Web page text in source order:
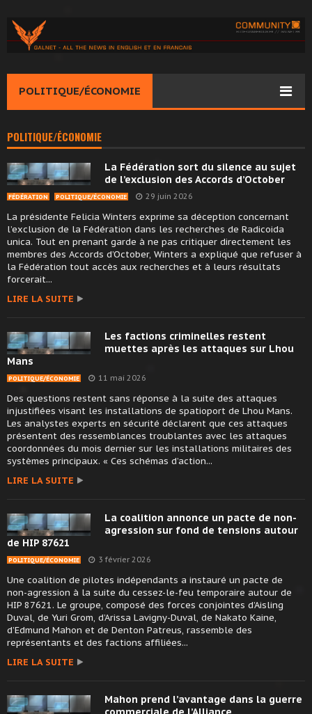
POLITIQUE/ÉCONOMIE
POLITIQUE/ÉCONOMIE
La Fédération sort du silence au sujet
de l’exclusion des Accords d’October
FÉDÉRATION POLITIQUE/ÉCONOMIE 29 juin 2026
La présidente Felicia Winters exprime sa déception concernant
l’exclusion de la Fédération dans les recherches de Radicoida
unica. Tout en prenant garde à ne pas critiquer directement les
membres des Accords d’October, Winters a expliqué que refuser à
la Fédération tout accès aux recherches et à leurs résultats
forcerait...
LIRE LA SUITE
Les factions criminelles restent
muettes après les attaques sur Lhou
Mans
POLITIQUE/ÉCONOMIE 11 mai 2026
Des questions restent sans réponse à la suite des attaques
injustifiées visant les installations de spatioport de Lhou Mans.
Les analystes experts en sécurité déclarent que ces attaques
présentent des ressemblances troublantes avec les attaques
coordonnées du mois dernier sur les installations militaires des
systèmes principaux. « Ces schémas d’action...
LIRE LA SUITE
La coalition annonce un pacte de non-
agression sur fond de tensions autour
de HIP 87621
POLITIQUE/ÉCONOMIE 3 février 2026
Une coalition de pilotes indépendants a instauré un pacte de
non-agression à la suite du cessez-le-feu temporaire autour de
HIP 87621. Le groupe, composé des forces conjointes d’Aisling
Duval, de Yuri Grom, d’Arissa Lavigny-Duval, de Nakato Kaine,
d’Edmund Mahon et de Denton Patreus, rassemble des
représentants et des factions affiliées...
LIRE LA SUITE
Mahon prend l’avantage dans la guerre